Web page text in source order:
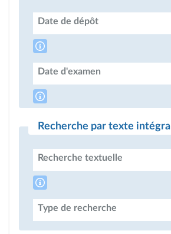
Date de dépôt
Date d'examen
Recherche par texte intégral
Recherche textuelle
Type de recherche